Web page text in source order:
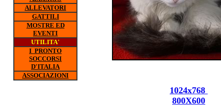
1024x768
800X600
ALLEVATORI
GATTILI
MOSTRE ED
EVENTI
UTILITA'
I PRONTO
SOCCORSI
D'ITALIA
ASSOCIAZIONI